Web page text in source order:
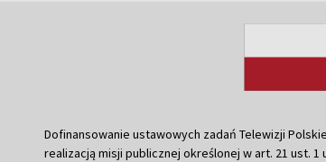
Dofinansowanie ustawowych zadań Telewizji
realizacją misji publicznej określonej w art. 21 ust. 1